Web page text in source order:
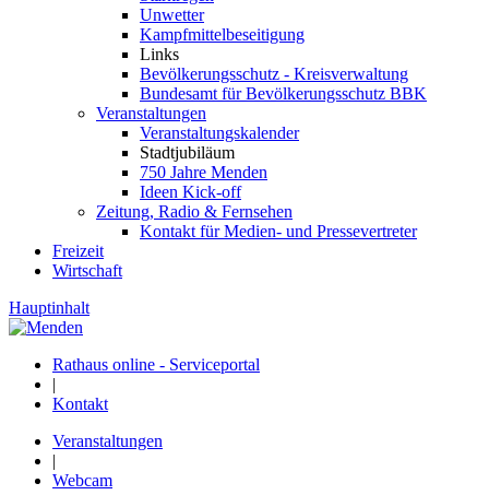
Unwetter
Kampfmittelbeseitigung
Links
Bevölkerungsschutz - Kreisverwaltung
Bundesamt für Bevölkerungsschutz BBK
Veranstaltungen
Veranstaltungskalender
Stadtjubiläum
750 Jahre Menden
Ideen Kick-off
Zeitung, Radio & Fernsehen
Kontakt für Medien- und Pressevertreter
Freizeit
Wirtschaft
Hauptinhalt
Rathaus online - Serviceportal
|
Kontakt
Veranstaltungen
|
Webcam